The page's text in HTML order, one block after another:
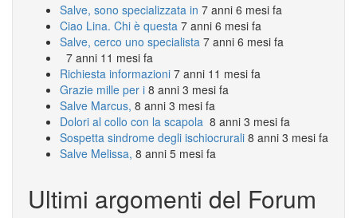
Salve, sono specializzata in 7 anni 6 mesi fa
Ciao Lina. Chi è questa 7 anni 6 mesi fa
Salve, cerco uno specialista 7 anni 6 mesi fa
7 anni 11 mesi fa
Richiesta informazioni 7 anni 11 mesi fa
Grazie mille per i 8 anni 3 mesi fa
Salve Marcus, 8 anni 3 mesi fa
Dolori al collo con la scapola 8 anni 3 mesi fa
Sospetta sindrome degli ischiocrurali 8 anni 3 mesi fa
Salve Melissa, 8 anni 5 mesi fa
Ultimi argomenti del Forum